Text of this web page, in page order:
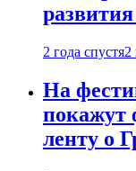
2 года спустя2
На
покажут
ленту о